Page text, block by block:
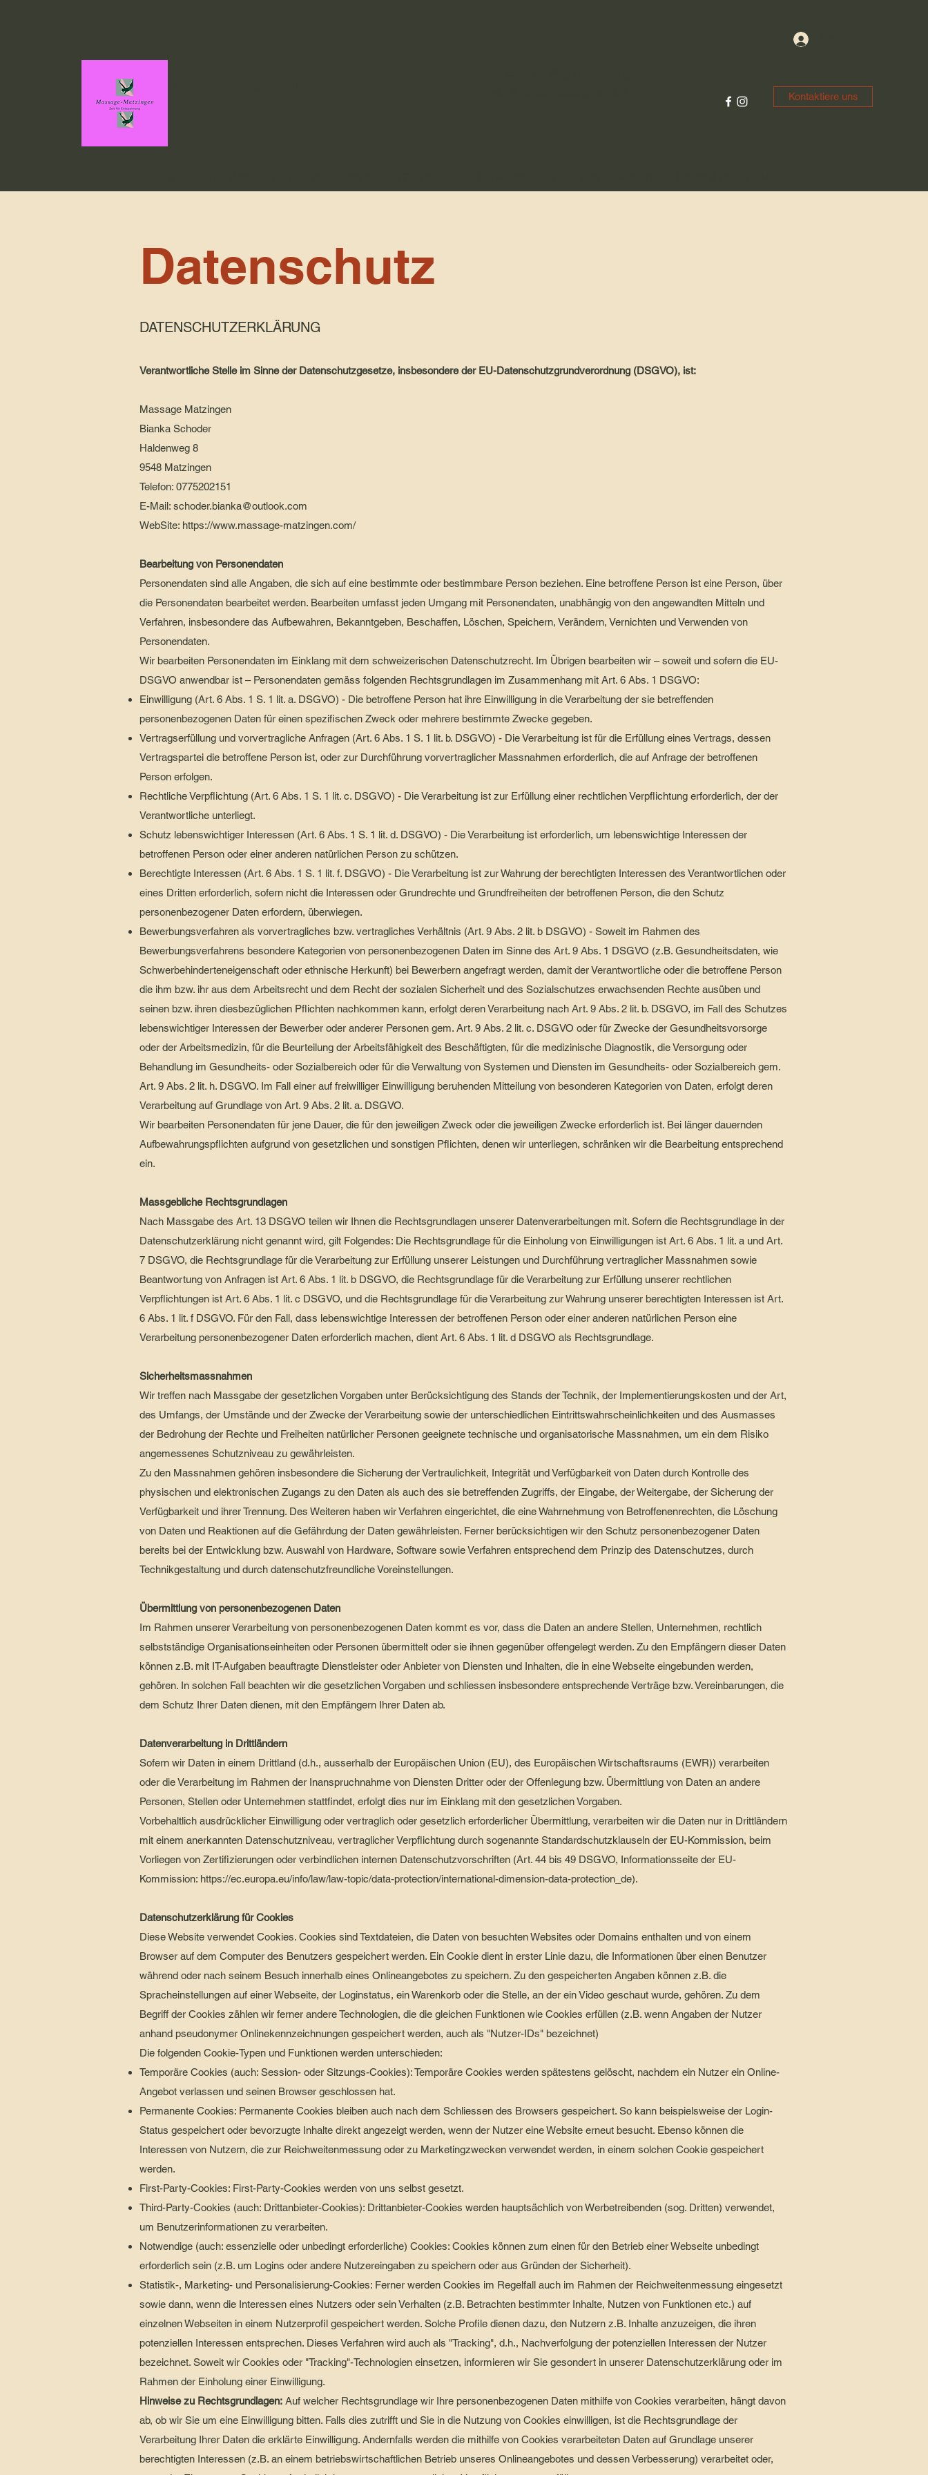
Kontaktiere uns
Datenschutz
DATENSCHUTZERKLÄRUNG
Verantwortliche Stelle im Sinne der Datenschutzgesetze, insbesondere der EU-Datenschutzgrundverordnung (DSGVO), ist:
Massage Matzingen
Bianka Schoder
Haldenweg 8
9548 Matzingen
Telefon: 0775202151
E-Mail: schoder.bianka@outlook.com
WebSite: https://www.massage-matzingen.com/
Bearbeitung von Personendaten
Personendaten sind alle Angaben, die sich auf eine bestimmte oder bestimmbare Person beziehen. Eine betroffene Person ist eine Person, über
die Personendaten bearbeitet werden. Bearbeiten umfasst jeden Umgang mit Personendaten, unabhängig von den angewandten Mitteln und
Verfahren, insbesondere das Aufbewahren, Bekanntgeben, Beschaffen, Löschen, Speichern, Verändern, Vernichten und Verwenden von
Personendaten.
Wir bearbeiten Personendaten im Einklang mit dem schweizerischen Datenschutzrecht. Im Übrigen bearbeiten wir – soweit und sofern die EU-
DSGVO anwendbar ist – Personendaten gemäss folgenden Rechtsgrundlagen im Zusammenhang mit Art. 6 Abs. 1 DSGVO:
Einwilligung (Art. 6 Abs. 1 S. 1 lit. a. DSGVO) - Die betroffene Person hat ihre Einwilligung in die Verarbeitung der sie betreffenden
personenbezogenen Daten für einen spezifischen Zweck oder mehrere bestimmte Zwecke gegeben.
Vertragserfüllung und vorvertragliche Anfragen (Art. 6 Abs. 1 S. 1 lit. b. DSGVO) - Die Verarbeitung ist für die Erfüllung eines Vertrags, dessen
Vertragspartei die betroffene Person ist, oder zur Durchführung vorvertraglicher Massnahmen erforderlich, die auf Anfrage der betroffenen
Person erfolgen.
Rechtliche Verpflichtung (Art. 6 Abs. 1 S. 1 lit. c. DSGVO) - Die Verarbeitung ist zur Erfüllung einer rechtlichen Verpflichtung erforderlich, der der
Verantwortliche unterliegt.
Schutz lebenswichtiger Interessen (Art. 6 Abs. 1 S. 1 lit. d. DSGVO) - Die Verarbeitung ist erforderlich, um lebenswichtige Interessen der
betroffenen Person oder einer anderen natürlichen Person zu schützen.
Berechtigte Interessen (Art. 6 Abs. 1 S. 1 lit. f. DSGVO) - Die Verarbeitung ist zur Wahrung der berechtigten Interessen des Verantwortlichen oder
eines Dritten erforderlich, sofern nicht die Interessen oder Grundrechte und Grundfreiheiten der betroffenen Person, die den Schutz
personenbezogener Daten erfordern, überwiegen.
Bewerbungsverfahren als vorvertragliches bzw. vertragliches Verhältnis (Art. 9 Abs. 2 lit. b DSGVO) - Soweit im Rahmen des
Bewerbungsverfahrens besondere Kategorien von personenbezogenen Daten im Sinne des Art. 9 Abs. 1 DSGVO (z.B. Gesundheitsdaten, wie
Schwerbehinderteneigenschaft oder ethnische Herkunft) bei Bewerbern angefragt werden, damit der Verantwortliche oder die betroffene Person
die ihm bzw. ihr aus dem Arbeitsrecht und dem Recht der sozialen Sicherheit und des Sozialschutzes erwachsenden Rechte ausüben und
seinen bzw. ihren diesbezüglichen Pflichten nachkommen kann, erfolgt deren Verarbeitung nach Art. 9 Abs. 2 lit. b. DSGVO, im Fall des Schutzes
lebenswichtiger Interessen der Bewerber oder anderer Personen gem. Art. 9 Abs. 2 lit. c. DSGVO oder für Zwecke der Gesundheitsvorsorge
oder der Arbeitsmedizin, für die Beurteilung der Arbeitsfähigkeit des Beschäftigten, für die medizinische Diagnostik, die Versorgung oder
Behandlung im Gesundheits- oder Sozialbereich oder für die Verwaltung von Systemen und Diensten im Gesundheits- oder Sozialbereich gem.
Art. 9 Abs. 2 lit. h. DSGVO. Im Fall einer auf freiwilliger Einwilligung beruhenden Mitteilung von besonderen Kategorien von Daten, erfolgt deren
Verarbeitung auf Grundlage von Art. 9 Abs. 2 lit. a. DSGVO.
Wir bearbeiten Personendaten für jene Dauer, die für den jeweiligen Zweck oder die jeweiligen Zwecke erforderlich ist. Bei länger dauernden
Aufbewahrungspflichten aufgrund von gesetzlichen und sonstigen Pflichten, denen wir unterliegen, schränken wir die Bearbeitung entsprechend
ein.
Massgebliche Rechtsgrundlagen
Nach Massgabe des Art. 13 DSGVO teilen wir Ihnen die Rechtsgrundlagen unserer Datenverarbeitungen mit. Sofern die Rechtsgrundlage in der
Datenschutzerklärung nicht genannt wird, gilt Folgendes: Die Rechtsgrundlage für die Einholung von Einwilligungen ist Art. 6 Abs. 1 lit. a und Art.
7 DSGVO, die Rechtsgrundlage für die Verarbeitung zur Erfüllung unserer Leistungen und Durchführung vertraglicher Massnahmen sowie
Beantwortung von Anfragen ist Art. 6 Abs. 1 lit. b DSGVO, die Rechtsgrundlage für die Verarbeitung zur Erfüllung unserer rechtlichen
Verpflichtungen ist Art. 6 Abs. 1 lit. c DSGVO, und die Rechtsgrundlage für die Verarbeitung zur Wahrung unserer berechtigten Interessen ist Art.
6 Abs. 1 lit. f DSGVO. Für den Fall, dass lebenswichtige Interessen der betroffenen Person oder einer anderen natürlichen Person eine
Verarbeitung personenbezogener Daten erforderlich machen, dient Art. 6 Abs. 1 lit. d DSGVO als Rechtsgrundlage.
Sicherheitsmassnahmen
Wir treffen nach Massgabe der gesetzlichen Vorgaben unter Berücksichtigung des Stands der Technik, der Implementierungskosten und der Art,
des Umfangs, der Umstände und der Zwecke der Verarbeitung sowie der unterschiedlichen Eintrittswahrscheinlichkeiten und des Ausmasses
der Bedrohung der Rechte und Freiheiten natürlicher Personen geeignete technische und organisatorische Massnahmen, um ein dem Risiko
angemessenes Schutzniveau zu gewährleisten.
Zu den Massnahmen gehören insbesondere die Sicherung der Vertraulichkeit, Integrität und Verfügbarkeit von Daten durch Kontrolle des
physischen und elektronischen Zugangs zu den Daten als auch des sie betreffenden Zugriffs, der Eingabe, der Weitergabe, der Sicherung der
Verfügbarkeit und ihrer Trennung. Des Weiteren haben wir Verfahren eingerichtet, die eine Wahrnehmung von Betroffenenrechten, die Löschung
von Daten und Reaktionen auf die Gefährdung der Daten gewährleisten. Ferner berücksichtigen wir den Schutz personenbezogener Daten
bereits bei der Entwicklung bzw. Auswahl von Hardware, Software sowie Verfahren entsprechend dem Prinzip des Datenschutzes, durch
Technikgestaltung und durch datenschutzfreundliche Voreinstellungen.
Übermittlung von personenbezogenen Daten
Im Rahmen unserer Verarbeitung von personenbezogenen Daten kommt es vor, dass die Daten an andere Stellen, Unternehmen, rechtlich
selbstständige Organisationseinheiten oder Personen übermittelt oder sie ihnen gegenüber offengelegt werden. Zu den Empfängern dieser Daten
können z.B. mit IT-Aufgaben beauftragte Dienstleister oder Anbieter von Diensten und Inhalten, die in eine Webseite eingebunden werden,
gehören. In solchen Fall beachten wir die gesetzlichen Vorgaben und schliessen insbesondere entsprechende Verträge bzw. Vereinbarungen, die
dem Schutz Ihrer Daten dienen, mit den Empfängern Ihrer Daten ab.
Datenverarbeitung in Drittländern
Sofern wir Daten in einem Drittland (d.h., ausserhalb der Europäischen Union (EU), des Europäischen Wirtschaftsraums (EWR)) verarbeiten
oder die Verarbeitung im Rahmen der Inanspruchnahme von Diensten Dritter oder der Offenlegung bzw. Übermittlung von Daten an andere
Personen, Stellen oder Unternehmen stattfindet, erfolgt dies nur im Einklang mit den gesetzlichen Vorgaben.
Vorbehaltlich ausdrücklicher Einwilligung oder vertraglich oder gesetzlich erforderlicher Übermittlung, verarbeiten wir die Daten nur in Drittländern
mit einem anerkannten Datenschutzniveau, vertraglicher Verpflichtung durch sogenannte Standardschutzklauseln der EU-Kommission, beim
Vorliegen von Zertifizierungen oder verbindlichen internen Datenschutzvorschriften (Art. 44 bis 49 DSGVO, Informationsseite der EU-
Kommission: https://ec.europa.eu/info/law/law-topic/data-protection/international-dimension-data-protection_de).
Datenschutzerklärung für Cookies
Diese Website verwendet Cookies. Cookies sind Textdateien, die Daten von besuchten Websites oder Domains enthalten und von einem
Browser auf dem Computer des Benutzers gespeichert werden. Ein Cookie dient in erster Linie dazu, die Informationen über einen Benutzer
während oder nach seinem Besuch innerhalb eines Onlineangebotes zu speichern. Zu den gespeicherten Angaben können z.B. die
Spracheinstellungen auf einer Webseite, der Loginstatus, ein Warenkorb oder die Stelle, an der ein Video geschaut wurde, gehören. Zu dem
Begriff der Cookies zählen wir ferner andere Technologien, die die gleichen Funktionen wie Cookies erfüllen (z.B. wenn Angaben der Nutzer
anhand pseudonymer Onlinekennzeichnungen gespeichert werden, auch als "Nutzer-IDs" bezeichnet)
Die folgenden Cookie-Typen und Funktionen werden unterschieden:
Temporäre Cookies (auch: Session- oder Sitzungs-Cookies): Temporäre Cookies werden spätestens gelöscht, nachdem ein Nutzer ein Online-
Angebot verlassen und seinen Browser geschlossen hat.
Permanente Cookies: Permanente Cookies bleiben auch nach dem Schliessen des Browsers gespeichert. So kann beispielsweise der Login-
Status gespeichert oder bevorzugte Inhalte direkt angezeigt werden, wenn der Nutzer eine Website erneut besucht. Ebenso können die
Interessen von Nutzern, die zur Reichweitenmessung oder zu Marketingzwecken verwendet werden, in einem solchen Cookie gespeichert
werden.
First-Party-Cookies: First-Party-Cookies werden von uns selbst gesetzt.
Third-Party-Cookies (auch: Drittanbieter-Cookies): Drittanbieter-Cookies werden hauptsächlich von Werbetreibenden (sog. Dritten) verwendet,
um Benutzerinformationen zu verarbeiten.
Notwendige (auch: essenzielle oder unbedingt erforderliche) Cookies: Cookies können zum einen für den Betrieb einer Webseite unbedingt
erforderlich sein (z.B. um Logins oder andere Nutzereingaben zu speichern oder aus Gründen der Sicherheit).
Statistik-, Marketing- und Personalisierung-Cookies: Ferner werden Cookies im Regelfall auch im Rahmen der Reichweitenmessung eingesetzt
sowie dann, wenn die Interessen eines Nutzers oder sein Verhalten (z.B. Betrachten bestimmter Inhalte, Nutzen von Funktionen etc.) auf
einzelnen Webseiten in einem Nutzerprofil gespeichert werden. Solche Profile dienen dazu, den Nutzern z.B. Inhalte anzuzeigen, die ihren
potenziellen Interessen entsprechen. Dieses Verfahren wird auch als "Tracking", d.h., Nachverfolgung der potenziellen Interessen der Nutzer
bezeichnet. Soweit wir Cookies oder "Tracking"-Technologien einsetzen, informieren wir Sie gesondert in unserer Datenschutzerklärung oder im
Rahmen der Einholung einer Einwilligung.
Hinweise zu Rechtsgrundlagen: Auf welcher Rechtsgrundlage wir Ihre personenbezogenen Daten mithilfe von Cookies verarbeiten, hängt davon
ab, ob wir Sie um eine Einwilligung bitten. Falls dies zutrifft und Sie in die Nutzung von Cookies einwilligen, ist die Rechtsgrundlage der
Verarbeitung Ihrer Daten die erklärte Einwilligung. Andernfalls werden die mithilfe von Cookies verarbeiteten Daten auf Grundlage unserer
berechtigten Interessen (z.B. an einem betriebswirtschaftlichen Betrieb unseres Onlineangebotes und dessen Verbesserung) verarbeitet oder,